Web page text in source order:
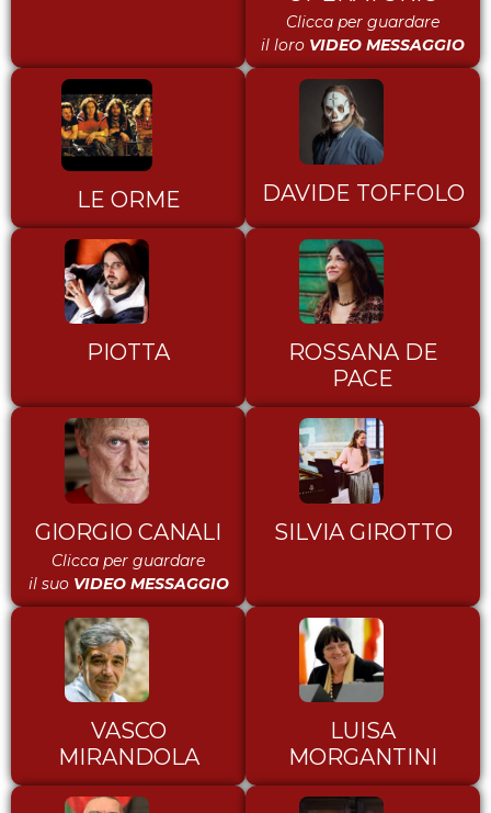
Clicca per guardare
il loro VIDEO MESSAGGIO
LE ORME DAVIDE TOFFOLO
PIOTTA
ROSSANA DE
PACE
GIORGIO CANALI
Clicca per guardare
il suo VIDEO MESSAGGIO
SILVIA GIROTTO
VASCO
MIRANDOLA
LUISA
MORGANTINI